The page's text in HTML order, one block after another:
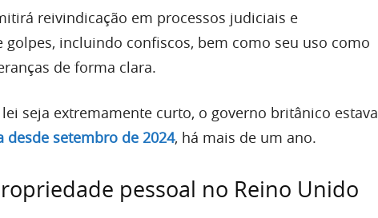
reivindicação em processos judiciais e
golpes, incluindo confiscos, bem como seu uso como
de forma clara.
seja extremamente curto, o governo britânico estava
setembro de 2024, há mais de um ano.
pessoal no Reino Unido